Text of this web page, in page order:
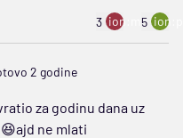
3 ion:minus
5
2 godine
za godinu dana uz
ne mlati